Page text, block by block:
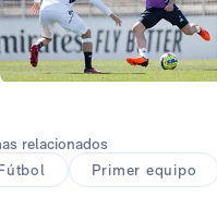
relacionados
Primer equipo